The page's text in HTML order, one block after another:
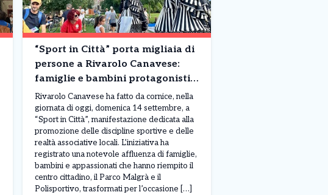
“Sport in Città” porta migliaia di
persone a Rivarolo Canavese:
famiglie e bambini protagonisti
dell’evento
Rivarolo Canavese ha fatto da cornice, nella
giornata di oggi, domenica 14 settembre, a
“Sport in Città”, manifestazione dedicata alla
promozione delle discipline sportive e delle
realtà associative locali. L’iniziativa ha
registrato una notevole affluenza di famiglie,
bambini e appassionati che hanno riempito il
centro cittadino, il Parco Malgrà e il
Polisportivo, trasformati per l’occasione […]